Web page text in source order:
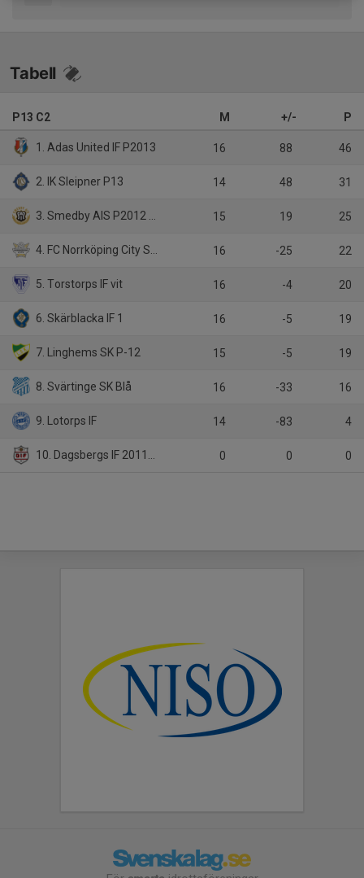
Tabell
P13 C2 M +/- P
1. Adas United IF P2013 16 88 46
2. IK Sleipner P13 14 48 31
3. Smedby AIS P2012 Gul 15 19 25
4. FC Norrköping City Svart 16 -25 22
5. Torstorps IF vit 16 -4 20
6. Skärblacka IF 1 16 -5 19
7. Linghems SK P-12 15 -5 19
8. Svärtinge SK Blå 16 -33 16
9. Lotorps IF 14 -83 4
10. Dagsbergs IF 2011-2012 0 0 0